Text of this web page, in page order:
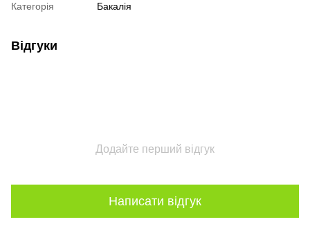
Категорія Бакалія
Відгуки
Додайте перший відгук
Написати відгук